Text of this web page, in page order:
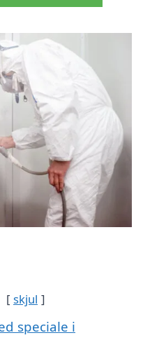
skjul
speciale i